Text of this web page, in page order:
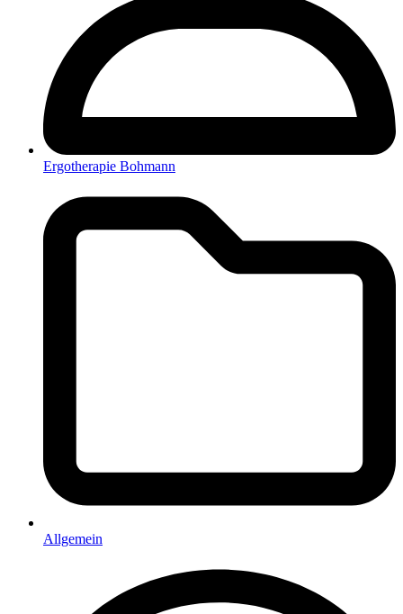
Ergotherapie Bohmann
Allgemein